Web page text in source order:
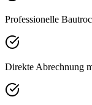
Professionelle
Direkte Abrechnung